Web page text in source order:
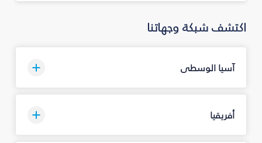
اكتشف شبكة وجهاتنا
آسيا الوسطى
أفريقيا